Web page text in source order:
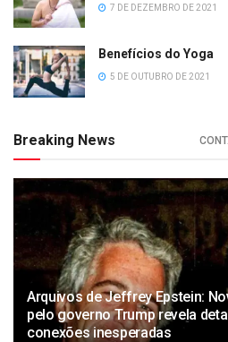
7 DE DEZEMBRO DE 2021
Benefícios do Yoga
5 DE OUTUBRO DE 2021
Breaking News
Arquivos de Jeffrey Epstein:
pelo governo Trump revela
conexões inesperadas